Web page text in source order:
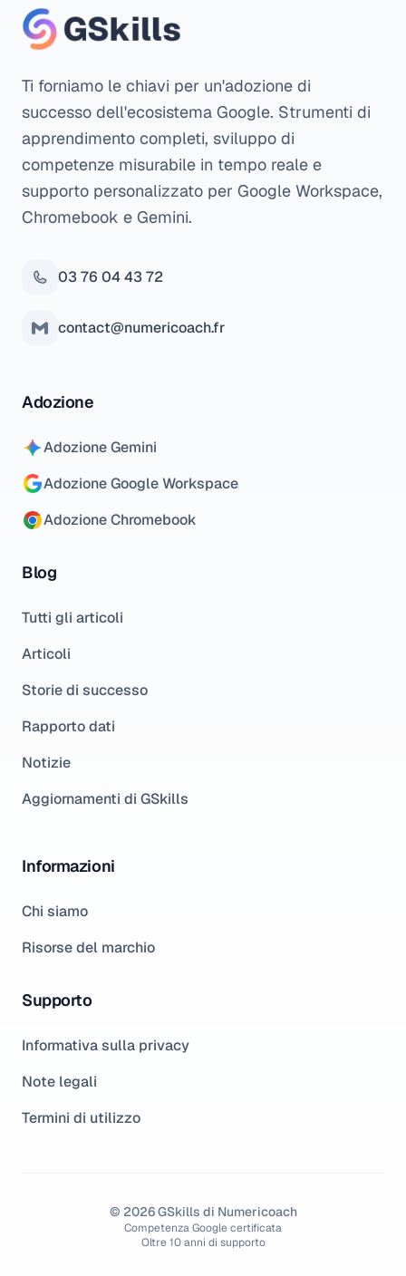
Ti forniamo le chiavi per un'adozione di
successo dell'ecosistema Google. Strumenti di
apprendimento completi, sviluppo di
competenze misurabile in tempo reale e
supporto personalizzato per Google Workspace,
Chromebook e Gemini.
03 76 04 43 72
contact@numericoach.fr
Adozione
Adozione Gemini
Adozione Google Workspace
Adozione Chromebook
Blog
Tutti gli articoli
Articoli
Storie di successo
Rapporto dati
Notizie
Aggiornamenti di GSkills
Informazioni
Chi siamo
Risorse del marchio
Supporto
Informativa sulla privacy
Note legali
Termini di utilizzo
© 2026 GSkills di Numericoach
Competenza Google certificata
Oltre 10 anni di supporto